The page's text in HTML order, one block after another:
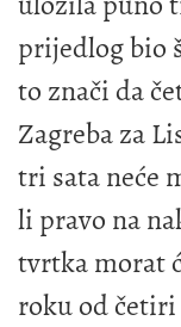
prijedlog bio
to znači da
Zagreba za
tri sata neće
li pravo na
tvrtka morat
roku od